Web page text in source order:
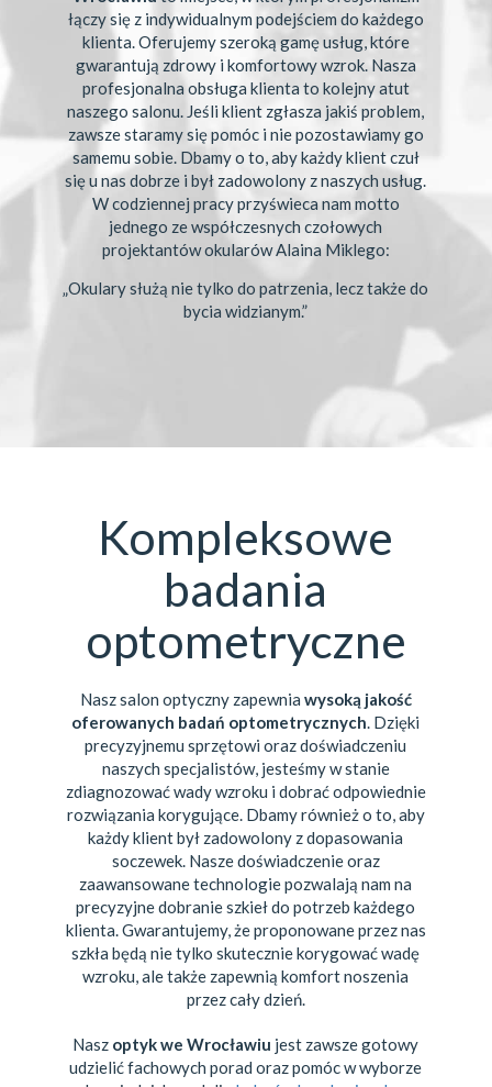
łączy się z indywidualnym podejściem do każdego
klienta. Oferujemy szeroką gamę usług, które
gwarantują zdrowy i komfortowy wzrok. Nasza
profesjonalna obsługa klienta to kolejny atut
naszego salonu. Jeśli klient zgłasza jakiś problem,
zawsze staramy się pomóc i nie pozostawiamy go
samemu sobie. Dbamy o to, aby każdy klient czuł
się u nas dobrze i był zadowolony z naszych usług.
W codziennej pracy przyświeca nam motto
jednego ze współczesnych czołowych
projektantów okularów Alaina Miklego:
„Okulary służą nie tylko do patrzenia, lecz także do
bycia widzianym.”
Kompleksowe
badania
optometryczne
Nasz salon optyczny zapewnia wysoką jakość
oferowanych badań optometrycznych . Dzięki
precyzyjnemu sprzętowi oraz doświadczeniu
naszych specjalistów, jesteśmy w stanie
zdiagnozować wady wzroku i dobrać odpowiednie
rozwiązania korygujące. Dbamy również o to, aby
każdy klient był zadowolony z dopasowania
soczewek. Nasze doświadczenie oraz
zaawansowane technologie pozwalają nam na
precyzyjne dobranie szkieł do potrzeb każdego
klienta. Gwarantujemy, że proponowane przez nas
szkła będą nie tylko skutecznie korygować wadę
wzroku, ale także zapewnią komfort noszenia
przez cały dzień.
Nasz optyk we Wrocławiu jest zawsze gotowy
udzielić fachowych porad oraz pomóc w wyborze